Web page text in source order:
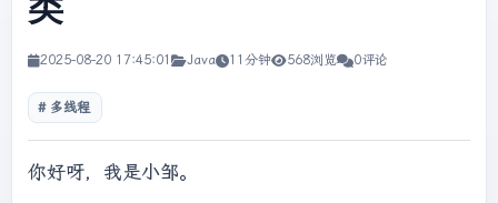
2025-08-20 17:45:01 Java 11分钟 568浏览 0评论
多线程
你好呀，我是小邹。